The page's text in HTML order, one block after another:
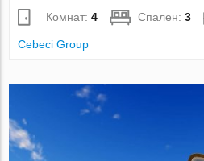
Комнат:4 Спален:3
Cebeci Group